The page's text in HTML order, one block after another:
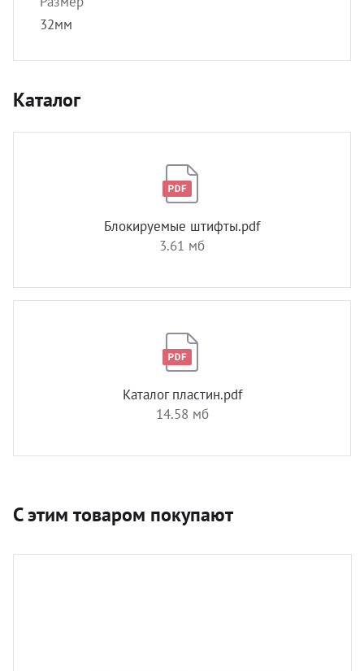
32мм
Каталог
Блокируемые штифты.pdf
3.61 мб
Каталог пластин.pdf
14.58 мб
С этим товаром покупают